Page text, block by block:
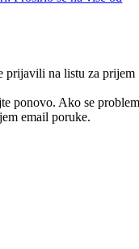
prijavili na listu za prijem
ponovo. Ako se
email poruke.